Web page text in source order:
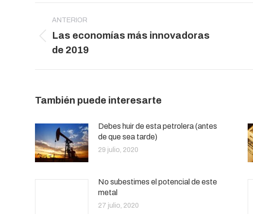
entre
publicaciones
ANTERIOR
Publicación
anterior:
Las economías más innovadoras
de 2019
También puede interesarte
Debes huir de esta petrolera (antes
de que sea tarde)
29 julio, 2020
No subestimes el potencial de este
metal
27 julio, 2020